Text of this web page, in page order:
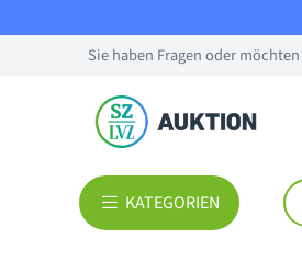
Sie haben Fragen oder
KATEGORIEN